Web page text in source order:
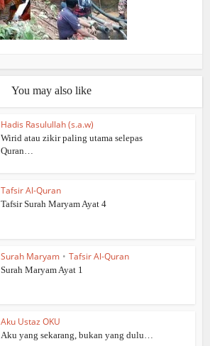
You may also like
Hadis Rasulullah (s.a.w)
Wirid atau zikir paling utama selepas
Quran…
Tafsir Al-Quran
Tafsir Surah Maryam Ayat 4
Surah Maryam • Tafsir Al-Quran
Surah Maryam Ayat 1
Aku Ustaz OKU
Aku yang sekarang, bukan yang dulu…